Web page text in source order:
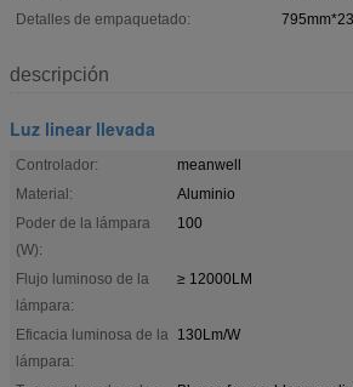
Detalles de empaquetado:
descripción
Luz linear llevada
Controlador:
meanwell
Material:
Aluminio
Poder de la lámpara
(W):
100
Flujo luminoso de la
lámpara:
≥ 12000LM
Eficacia luminosa de la
lámpara:
130Lm/W